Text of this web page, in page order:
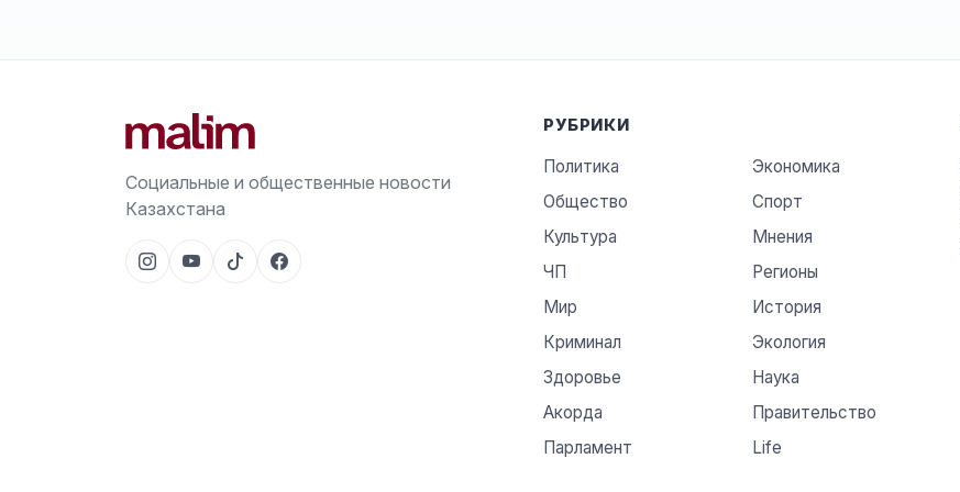
Социальные и общественные новости
Казахстана
РУБРИКИ
Политика
Экономика
Общество
Спорт
Культура
Мнения
ЧП
Регионы
Мир
История
Криминал
Экология
Здоровье
Наука
Акорда
Правительство
Парламент
Life